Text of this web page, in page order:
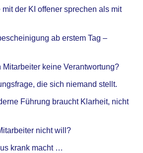
der KI offener sprechen als mit
ab erstem Tag –
Mitarbeiter keine Verantwortung?
die sich niemand stellt.
Führung braucht Klarheit, nicht
nicht will?
krank macht …